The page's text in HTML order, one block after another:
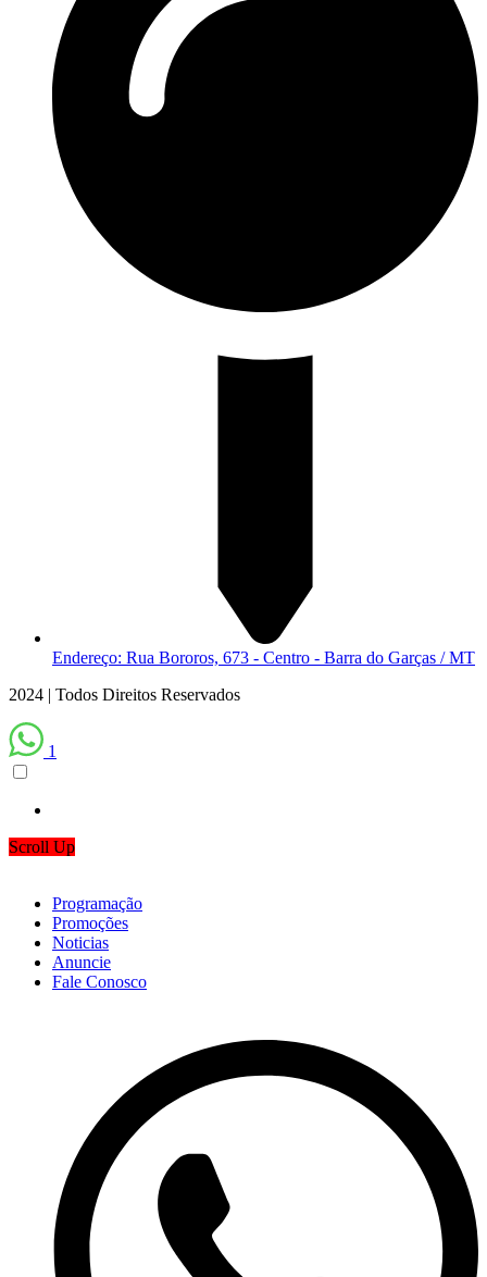
Endereço: Rua Bororos, 673 - Centro - Barra do Garças / MT
2024 | Todos Direitos Reservados
1
Scroll Up
Programação
Promoções
Noticias
Anuncie
Fale Conosco